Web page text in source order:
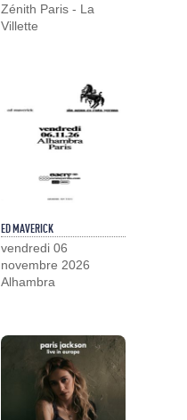
Zénith Paris - La
Villette
ED MAVERICK
vendredi 06
novembre 2026
Alhambra